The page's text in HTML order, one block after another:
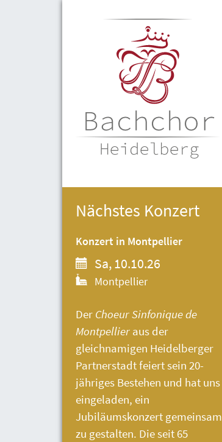
Nächstes Konzert
Konzert in Montpellier
Sa, 10.10.26
Montpellier
Der Choeur Sinfonique de
Montpellier aus der
gleichnamigen Heidelberger
Partnerstadt feiert sein 20-
jähriges Bestehen und hat uns
eingeladen, ein
Jubiläumskonzert gemeinsam
zu gestalten. Die seit 65